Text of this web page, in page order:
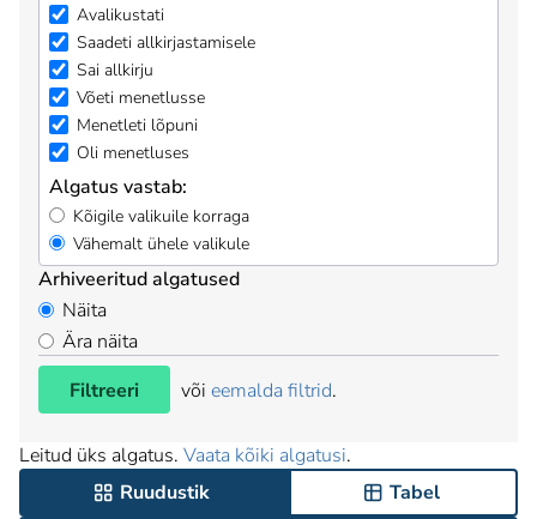
Avalikustati
Saadeti allkirjastamisele
Sai allkirju
Võeti menetlusse
Menetleti lõpuni
Oli menetluses
Algatus vastab:
Kõigile valikuile korraga
Vähemalt ühele valikule
Arhiveeritud algatused
Näita
Ära näita
Filtreeri
või eemalda filtrid.
Leitud üks algatus. Vaata kõiki algatusi.
Ruudustik
Tabel